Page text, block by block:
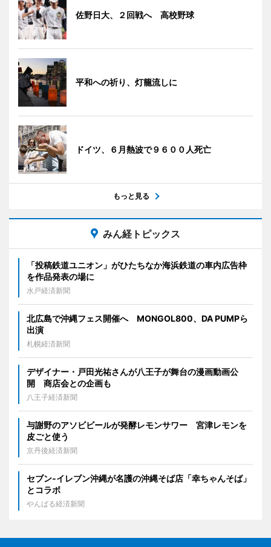
佐野日大、２回戦へ 高校野球
平和への祈り、灯籠流しに
ドイツ、６月熱波で９６００人死亡
もっと見る
みん経トピックス
「投稿鉄道ユニオン」がひたちなか海浜鉄道の車内広告枠
を作品発表の場に
水戸経済新聞
北広島で沖縄フェス開催へ MONGOL800、DA PUMPら
出演
札幌経済新聞
デザイナー・戸田光祐さんが八王子が舞台の漫画動画公
開 商店会との企画も
八王子経済新聞
与謝野のアソビビールが発酵レモンサワー 宮津レモンを
皮ごと使う
京丹後経済新聞
セブン‐イレブン沖縄が名護の沖縄そば店「幸ちゃんそば」
とコラボ
やんばる経済新聞